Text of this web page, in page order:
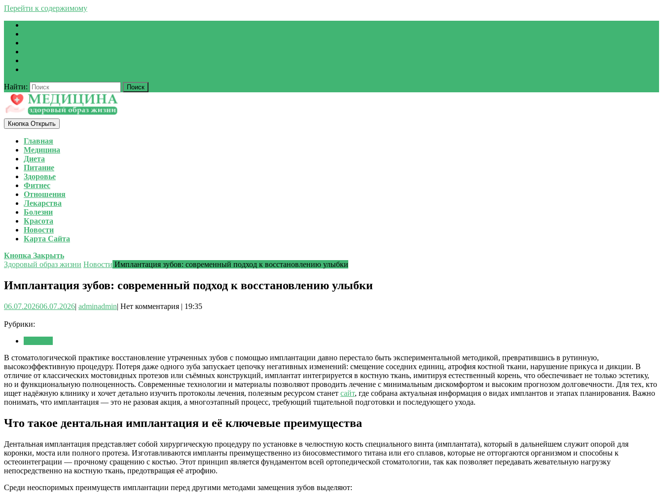
Перейти к содержимому
Найти:
Кнопка Открыть
Главная
Медицина
Диета
Питание
Здоровье
Фитнес
Отношения
Лекарства
Болезни
Красота
Новости
Карта Сайта
Кнопка Закрыть
Здоровый образ жизни Новости Имплантация зубов: современный подход к восстановлению улыбки
Имплантация зубов: современный подход к восстановлению улыбки
06.07.202606.07.2026| adminadmin| Нет комментария | 19:35
Рубрики:
В стоматологической практике восстановление утраченных зубов с помощью имплантации давно перестало быть экспериментальной методикой, превратившись в рутинную,
высокоэффективную процедуру. Потеря даже одного зуба запускает цепочку негативных изменений: смещение соседних единиц, атрофия костной ткани, нарушение прикуса и дикции. В
отличие от классических мостовидных протезов или съёмных конструкций, имплантат интегрируется в костную ткань, имитируя естественный корень, что обеспечивает не только эстетику,
но и функциональную полноценность. Современные технологии и материалы позволяют проводить лечение с минимальным дискомфортом и высоким прогнозом долговечности. Для тех, кто
ищет надёжную клинику и хочет детально изучить протоколы лечения, полезным ресурсом станет сайт, где собрана актуальная информация о видах имплантов и этапах планирования. Важно
понимать, что имплантация — это не разовая акция, а многоэтапный процесс, требующий тщательной подготовки и последующего ухода.
Что такое дентальная имплантация и её ключевые преимущества
Дентальная имплантация представляет собой хирургическую процедуру по установке в челюстную кость специального винта (имплантата), который в дальнейшем служит опорой для
коронки, моста или полного протеза. Изготавливаются импланты преимущественно из биосовместимого титана или его сплавов, которые не отторгаются организмом и способны к
остеоинтеграции — прочному сращению с костью. Этот принцип является фундаментом всей ортопедической стоматологии, так как позволяет передавать жевательную нагрузку
непосредственно на костную ткань, предотвращая её атрофию.
Среди неоспоримых преимуществ имплантации перед другими методами замещения зубов выделяют: